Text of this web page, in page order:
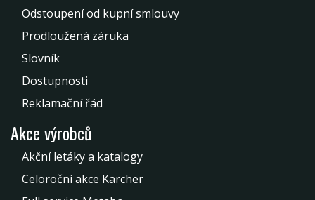
Odstoupení od kupní smlouvy
Prodloužená záruka
Slovník
Dostupnosti
Reklamační řád
Akce výrobců
Akční letáky a katalogy
Celoroční akce Karcher